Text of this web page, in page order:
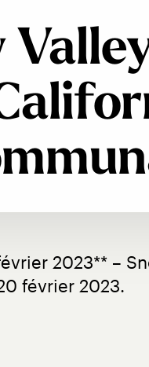
2023** –
février 2023.